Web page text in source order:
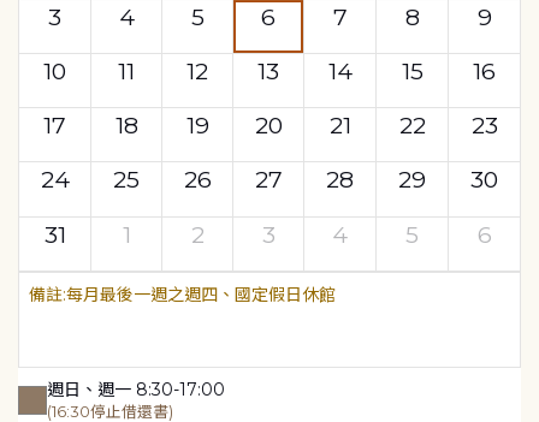
3
4 5 6 7 8
9
10
11 12 13 14 15
16
17
18 19 20 21 22
23
24
25 26 27 28 29
30
31
1 2 3 4 5 6
每月最後一週之週四、國定假日休館
週日、週一 8:30-17:00
(16:30停止借還書)